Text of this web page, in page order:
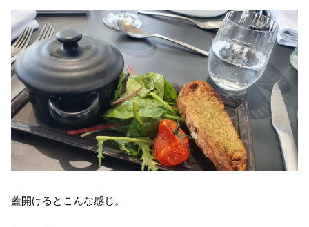
蓋開けるとこんな感じ。